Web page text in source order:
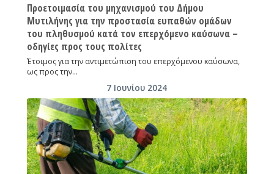
Προετοιμασία του μηχανισμού του Δήμου
Μυτιλήνης για την προστασία ευπαθών ομάδων
του πληθυσμού κατά τον επερχόμενο καύσωνα –
οδηγίες προς τους πολίτες
Έτοιμος για την αντιμετώπιση του επερχόμενου καύσωνα,
ως προς την…
7 Ιουνίου 2024